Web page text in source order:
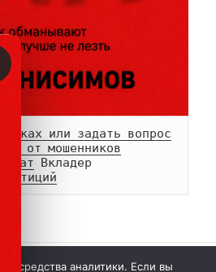
или задать вопрос
от мошенников
чат
и средства аналитики. Если вы